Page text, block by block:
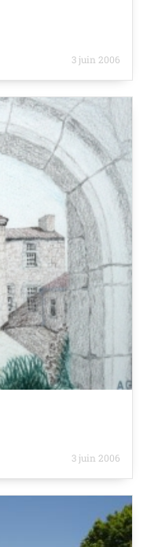
3 juin 2006
3 juin 2006